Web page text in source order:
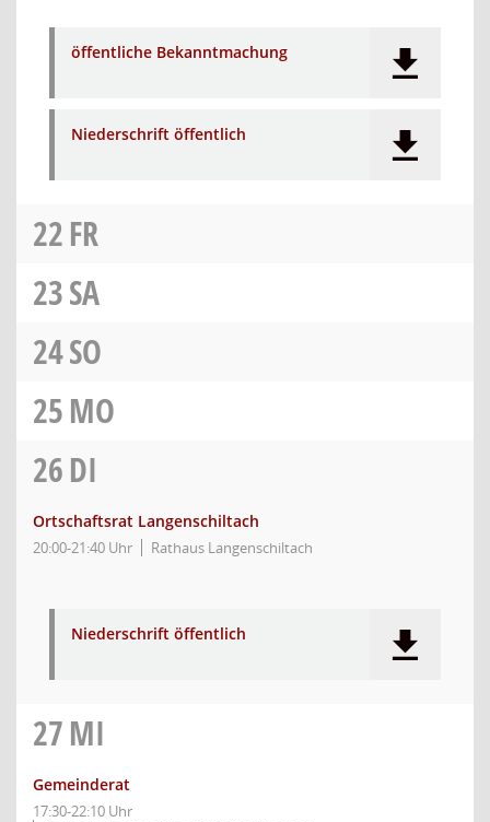
öffentliche Bekanntmachung
Niederschrift öffentlich
22FR
23SA
24SO
25MO
26DI
Ortschaftsrat Langenschiltach
20:00-21:40 Uhr Rathaus Langenschiltach
Niederschrift öffentlich
27MI
Gemeinderat
17:30-22:10 Uhr